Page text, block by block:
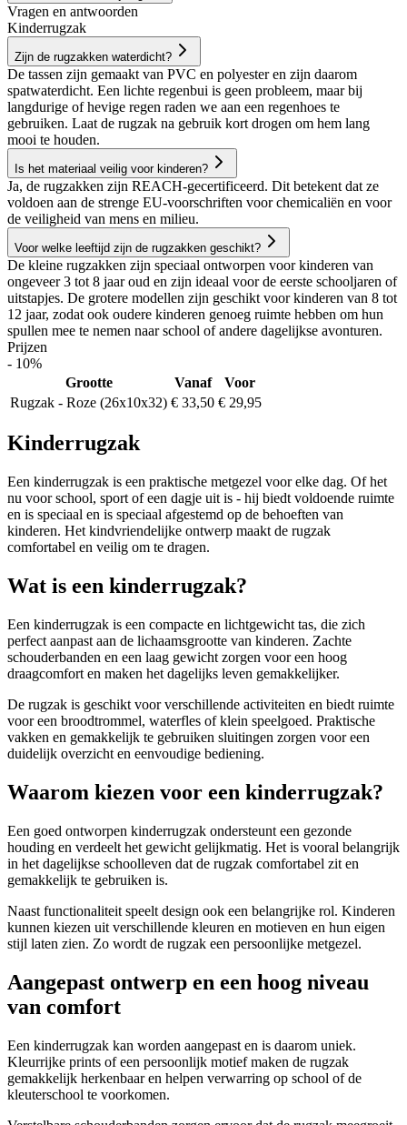
Vragen en antwoorden
Kinderrugzak
Zijn de rugzakken waterdicht?
De tassen zijn gemaakt van PVC en polyester en zijn daarom
spatwaterdicht. Een lichte regenbui is geen probleem, maar bij
langdurige of hevige regen raden we aan een regenhoes te
gebruiken. Laat de rugzak na gebruik kort drogen om hem lang
mooi te houden.
Is het materiaal veilig voor kinderen?
Ja, de rugzakken zijn REACH-gecertificeerd. Dit betekent dat ze
voldoen aan de strenge EU-voorschriften voor chemicaliën en voor
de veiligheid van mens en milieu.
Voor welke leeftijd zijn de rugzakken geschikt?
De kleine rugzakken zijn speciaal ontworpen voor kinderen van
ongeveer 3 tot 8 jaar oud en zijn ideaal voor de eerste schooljaren of
uitstapjes. De grotere modellen zijn geschikt voor kinderen van 8 tot
12 jaar, zodat ook oudere kinderen genoeg ruimte hebben om hun
spullen mee te nemen naar school of andere dagelijkse avonturen.
Prijzen
- 10%
Grootte
Vanaf
Voor
Rugzak - Roze (26x10x32) € 33,50 € 29,95
Kinderrugzak
Een kinderrugzak is een praktische metgezel voor elke dag. Of het
nu voor school, sport of een dagje uit is - hij biedt voldoende ruimte
en is speciaal en is speciaal afgestemd op de behoeften van
kinderen. Het kindvriendelijke ontwerp maakt de rugzak
comfortabel en veilig om te dragen.
Wat is een kinderrugzak?
Een kinderrugzak is een compacte en lichtgewicht tas, die zich
perfect aanpast aan de lichaamsgrootte van kinderen. Zachte
schouderbanden en een laag gewicht zorgen voor een hoog
draagcomfort en maken het dagelijks leven gemakkelijker.
De rugzak is geschikt voor verschillende activiteiten en biedt ruimte
voor een broodtrommel, waterfles of klein speelgoed. Praktische
vakken en gemakkelijk te gebruiken sluitingen zorgen voor een
duidelijk overzicht en eenvoudige bediening.
Waarom kiezen voor een kinderrugzak?
Een goed ontworpen kinderrugzak ondersteunt een gezonde
houding en verdeelt het gewicht gelijkmatig. Het is vooral belangrijk
in het dagelijkse schoolleven dat de rugzak comfortabel zit en
gemakkelijk te gebruiken is.
Naast functionaliteit speelt design ook een belangrijke rol. Kinderen
kunnen kiezen uit verschillende kleuren en motieven en hun eigen
stijl laten zien. Zo wordt de rugzak een persoonlijke metgezel.
Aangepast ontwerp en een hoog niveau
van comfort
Een kinderrugzak kan worden aangepast en is daarom uniek.
Kleurrijke prints of een persoonlijk motief maken de rugzak
gemakkelijk herkenbaar en helpen verwarring op school of de
kleuterschool te voorkomen.